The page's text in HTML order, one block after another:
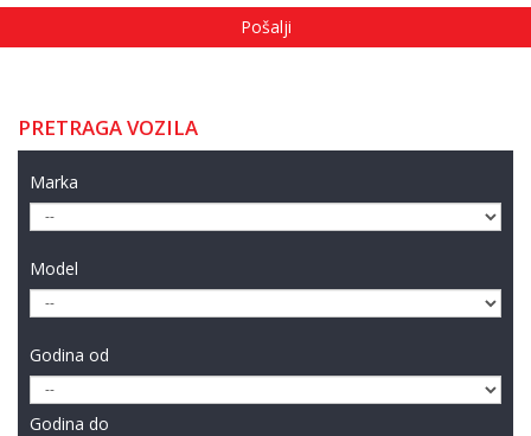
PRETRAGA VOZILA
Marka
Model
Godina od
Godina do